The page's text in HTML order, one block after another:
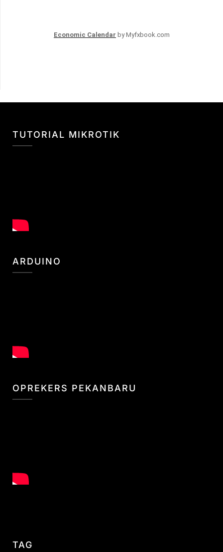
Economic Calendar by Myfxbook.com
TUTORIAL MIKROTIK
ARDUINO
OPREKERS PEKANBARU
TAG